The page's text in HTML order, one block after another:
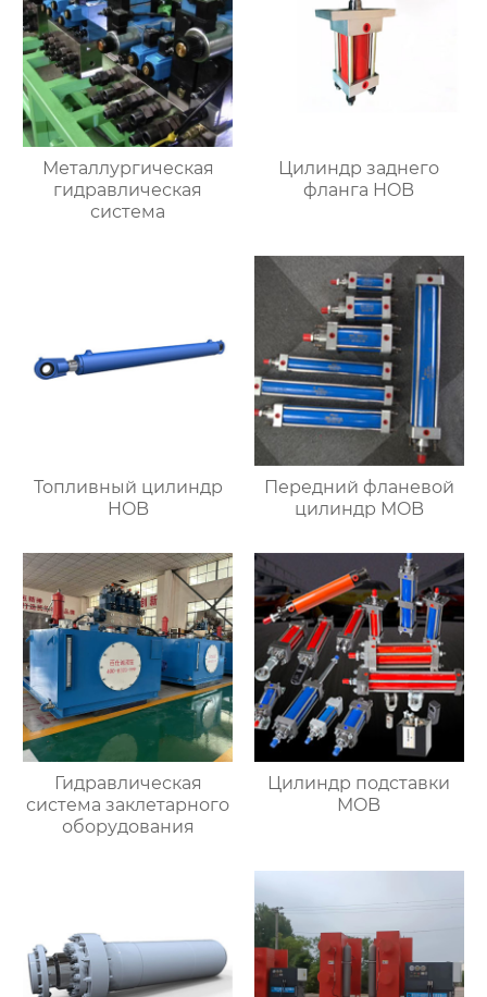
Металлургическая
гидравлическая
система
Цилиндр заднего
фланга HOB
Топливный цилиндр
HOB
Передний фланевой
цилиндр MOB
Гидравлическая
система заклетарного
оборудования
Цилиндр подставки
MOB